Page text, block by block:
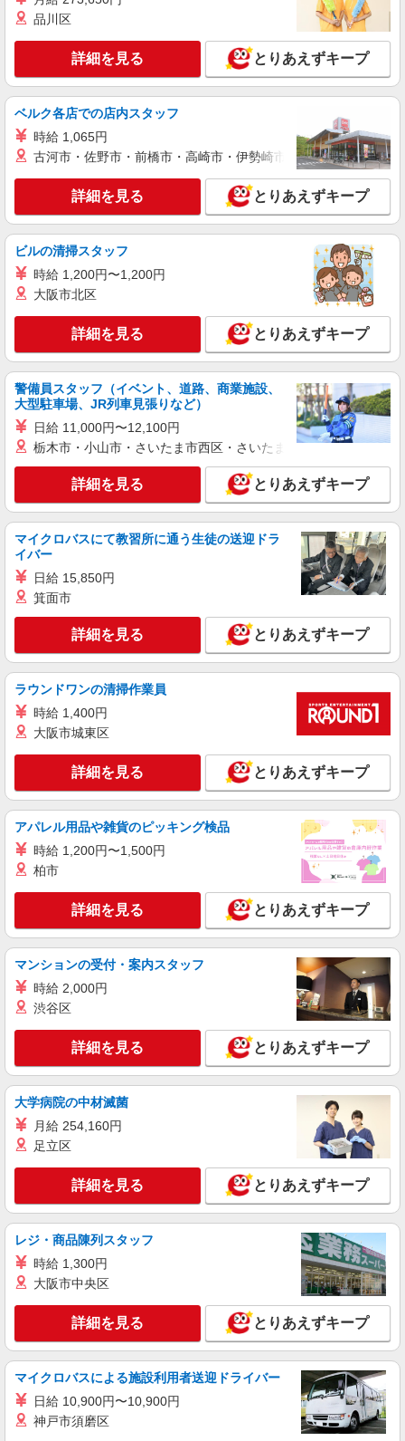
+゜・。○。・゜+゜
キープ 詳細を見る
株式会社シエロ
人気機種に詳しくなれる携帯販売
時給1400円〜1700円（経験・能力による） ※
残業代支給 ★交通費別途支給（規定あり） ゜
+゜・。○。・゜+゜・。○。・゜+゜ 入社祝い金10
ィブ支給(規定有) ★月2回払い・週払い可能（規程
有）★ ゜・。○。・゜+゜・。○。・゜+゜
長野県長野市の家電量販店
キープ 詳細を見る
紹介予定派遣
株式会社シエロ
人気機種に詳しくなれる携帯販売
時給1400〜1700円（経験・能力による） ※残
業代支給 ★交通費別途支給（規定あり） ゜
+゜・。○。・゜+゜・。○。・゜+゜ 入社祝い金10
万円支給(規定有) お友達を紹介頂くと, インセンテ
ィブ支給(規定有) ★月2回払い・週払い可能（規程
有）★ ゜・。○。・゜+゜・。○。・゜+゜
長野県長野市の家電量販店
キープ 詳細を見る
派遣社員
【ドコモ】の店舗スタッフ
時給1500円〜 ※残業代支給 ★交通費別途支給
（規定あり） ゜+゜・。○。・゜+゜・。○。・゜
+゜ 入社祝い金10万円支給(規定有) お友達を紹介
頂くと, インセンティブ支給(規定有) ★月2回払
い・週払い可能（規程有）★ ゜・。○。・゜
長野県長野市のdocomoショップ
キープ 詳細を見る
株式会社シエロ
人気機種に詳しくなれる携帯販売【docomo】
時給1700円〜1800円（経験・能力による） ※
残業代支給 ★交通費別途支給（規定あり） ゜
+゜・。○。・゜+゜・。○。・゜+゜ 入社祝い金10
ィブ支給(規定有) ★月2回払い・週払い可能（規程
有）★ ゜・。○。・゜+゜・。○。・゜+゜
キープ 詳細を見る
紹介予定派遣
株式会社シエロ
スマホ携帯販売【ドコモ】
時給1600円〜1700円（経験・能力による） ※
残業代支給 ★交通費別途支給（規定あり） ゜
+゜・。○。・゜+゜・。○。・゜+゜ 入社祝い金10
万円支給(規定有) お友達を紹介頂くと, インセンテ
ィブ支給(規定有) ★月2回払い・週払い可能（規程
有）★ ゜・。○。・゜+゜・。○。・゜+゜
長野県長野市の家電量販店
キープ 詳細を見る
派遣社員
株式会社シエロ
【ソフトバンク】の店舗スタッフ
時給1500円〜1800円（経験・能力による） ※
残業代支給 ★交通費別途支給（規定あり） ゜
+゜・。○。・゜+゜・。○。・゜+゜ 入社祝い金10
万円支給(規定有) お友達を紹介頂くと, インセンテ
ィブ支給(規定有) ★月2回払い・週払い可能（規程
有）★ ゜・。○。・゜+゜・。○。・゜+゜
キープ 詳細を見る
株式会社シエロ
【au】の携帯販売スタッフ
時給1500円〜 ※残業代支給 ★交通費別途支給
（規定あり） ゜+゜・。○。・゜+゜・。○。・゜
+゜ 入社祝い金10万円支給(規定有) お友達を紹介
頂くと, インセンティブ支給(規定有) ★月2回払
い・週払い可能（規程有）★ ゜・。○。・゜
+゜・。○。・゜+゜
キープ 詳細を見る
紹介予定派遣
株式会社シエロ
【UQモバイル】人気機種に詳しくなれる携帯
販売
時給1400円〜1500円（経験・能力による） ※
品川区
詳細を見る とりあえずキープ
ベルク各店での店内スタッフ
時給 1,065円
古河市・佐野市・前橋市・高崎市・伊勢崎市・太田市・館林市
詳細を見る とりあえずキープ
ビルの清掃スタッフ
時給 1,200円〜1,200円
大阪市北区
詳細を見る とりあえずキープ
警備員スタッフ（イベント、道路、商業施設、
大型駐車場、JR列車見張りなど）
日給 11,000円〜12,100円
栃木市・小山市・さいたま市西区・さいたま市岩槻区・久喜市・
詳細を見る とりあえずキープ
マイクロバスにて教習所に通う生徒の送迎ドラ
イバー
日給 15,850円
箕面市
詳細を見る とりあえずキープ
ラウンドワンの清掃作業員
時給 1,400円
大阪市城東区
詳細を見る とりあえずキープ
アパレル用品や雑貨のピッキング検品
時給 1,200円〜1,500円
柏市
詳細を見る とりあえずキープ
マンションの受付・案内スタッフ
時給 2,000円
渋谷区
詳細を見る とりあえずキープ
大学病院の中材滅菌
月給 254,160円
足立区
詳細を見る とりあえずキープ
レジ・商品陳列スタッフ
時給 1,300円
大阪市中央区
詳細を見る とりあえずキープ
マイクロバスによる施設利用者送迎ドライバー
日給 10,900円〜10,900円
神戸市須磨区